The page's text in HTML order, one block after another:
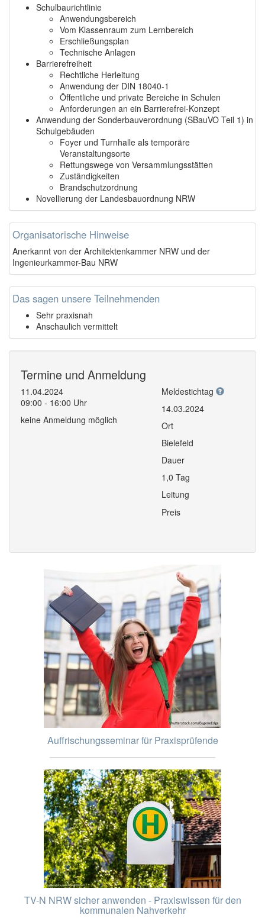
Schulbaurichtlinie
Anwendungsbereich
Vom Klassenraum zum Lernbereich
Erschließungsplan
Technische Anlagen
Barrierefreiheit
Rechtliche Herleitung
Anwendung der DIN 18040-1
Öffentliche und private Bereiche in Schulen
Anforderungen an ein Barrierefrei-Konzept
Anwendung der Sonderbauverordnung (SBauVO Teil 1) in
Schulgebäuden
Foyer und Turnhalle als temporäre
Veranstaltungsorte
Rettungswege von Versammlungsstätten
Zuständigkeiten
Brandschutzordnung
Novellierung der Landesbauordnung NRW
Organisatorische Hinweise
Anerkannt von der Architektenkammer NRW und der
Ingenieurkammer-Bau NRW
Das sagen unsere Teilnehmenden
Sehr praxisnah
Anschaulich vermittelt
Termine und Anmeldung
11.04.2024
09:00 - 16:00 Uhr
keine Anmeldung möglich
Meldestichtag
14.03.2024
Ort
Bielefeld
Dauer
1,0 Tag
Leitung
Preis
Auffrischungsseminar für Praxisprüfende
TV-N NRW sicher anwenden - Praxiswissen für den
kommunalen Nahverkehr